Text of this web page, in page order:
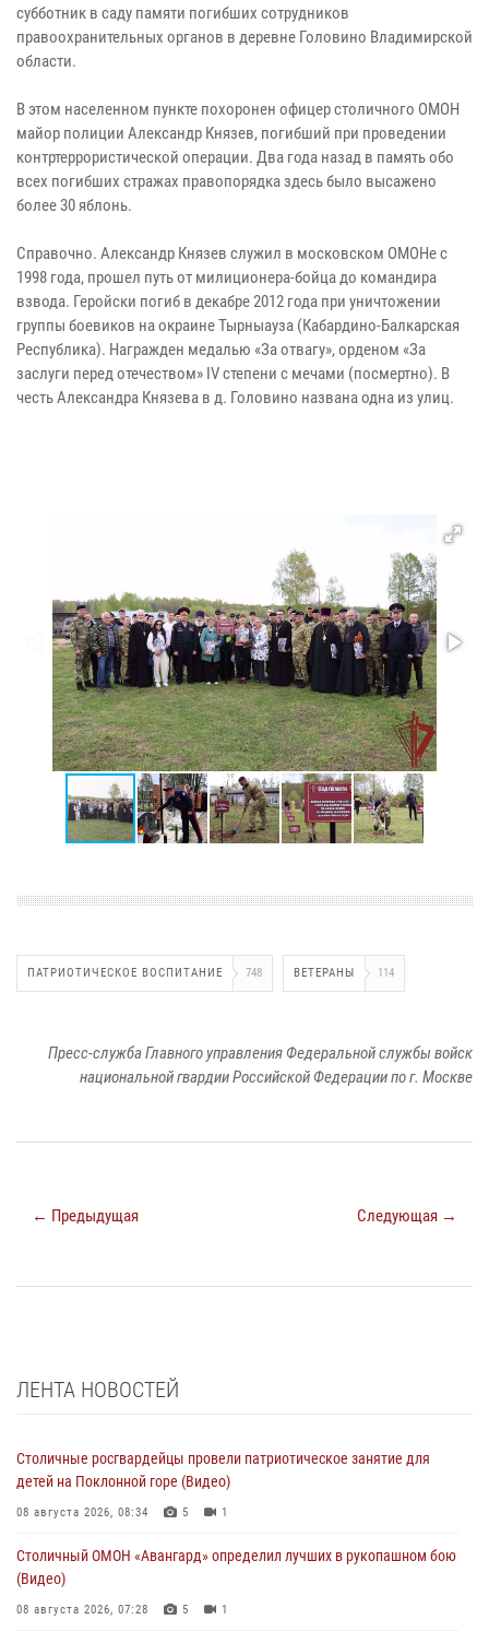
субботник в саду памяти погибших сотрудников
правоохранительных органов в деревне Головино Владимирской
области.
В этом населенном пункте похоронен офицер столичного ОМОН
майор полиции Александр Князев, погибший при проведении
контртеррористической операции. Два года назад в память обо
всех погибших стражах правопорядка здесь было высажено
более 30 яблонь.
Справочно. Александр Князев служил в московском ОМОНе с
1998 года, прошел путь от милиционера-бойца до командира
взвода. Геройски погиб в декабре 2012 года при уничтожении
группы боевиков на окраине Тырныауза (Кабардино-Балкарская
Республика). Награжден медалью «За отвагу», орденом «За
заслуги перед отечеством» IV степени с мечами (посмертно). В
честь Александра Князева в д. Головино названа одна из улиц.
ПАТРИОТИЧЕСКОЕ ВОСПИТАНИЕ 748 ВЕТЕРАНЫ 114
Пресс-служба Главного управления Федеральной службы войск
национальной гвардии Российской Федерации по г. Москве
← Предыдущая Следующая →
ЛЕНТА НОВОСТЕЙ
Столичные росгвардейцы провели патриотическое занятие для
детей на Поклонной горе (Видео)
08 августа 2026, 08:34 5 1
Столичный ОМОН «Авангард» определил лучших в рукопашном бою
(Видео)
08 августа 2026, 07:28 5 1